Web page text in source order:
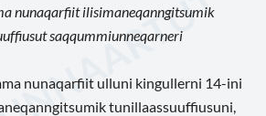
nunaqarfiit ilisimaneqanngitsumik
saqqummiunneqarneri
nunaqarfiit ulluni kingullerni 14-ini
tunillaassuuffiusuni,